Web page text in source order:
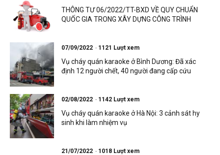
THÔNG TƯ 06/2022/TT-BXD VỀ QUY CHUẨN
QUỐC GIA TRONG XÂY DỰNG CÔNG TRÌNH
07/09/2022 1121 Lượt xem
Vụ cháy quán karaoke ở Bình Dương: Đã xác
định 12 người chết, 40 người đang cấp cứu
02/08/2022 1142 Lượt xem
Vụ cháy quán karaoke ở Hà Nội: 3 cảnh sát hy
sinh khi làm nhiệm vụ
21/07/2022 1018 Lượt xem